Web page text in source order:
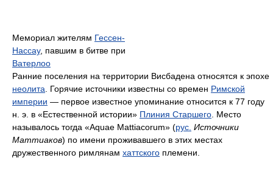
Мемориал жителям Гессен-
Нассау, павшим в битве при
Ватерлоо
Ранние поселения на территории Висбадена относятся к эпохе
неолита . Горячие источники известны со времен Римской
империи — первое известное упоминание относится к 77 году
н. э. в «Естественной истории» Плиния Старшего . Место
называлось тогда «Aquae Mattiacorum» (рус. Источники
Маттиаков) по имени проживавшего в этих местах
дружественного римлянам хаттского племени.